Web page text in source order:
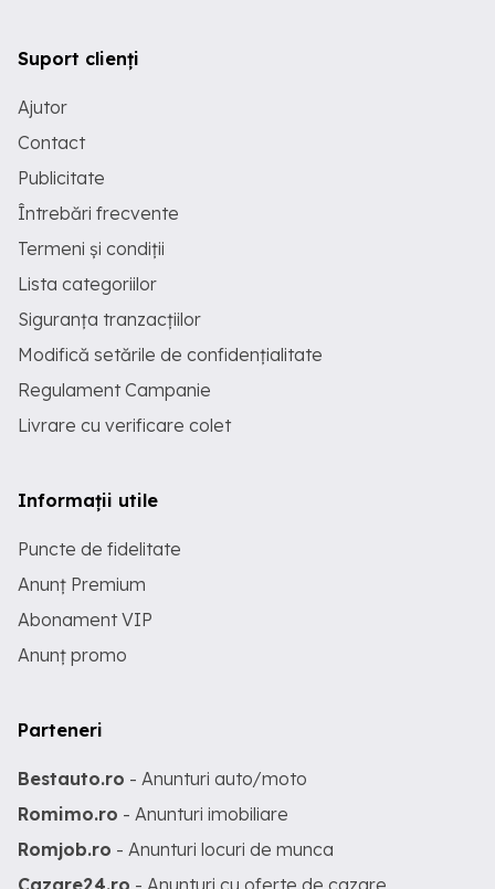
Suport clienți
Ajutor
Contact
Publicitate
Întrebări frecvente
Termeni și condiții
Lista categoriilor
Siguranța tranzacțiilor
Modifică setările de confidențialitate
Regulament Campanie
Livrare cu verificare colet
Informații utile
Puncte de fidelitate
Anunț Premium
Abonament VIP
Anunț promo
Parteneri
Bestauto.ro - Anunturi auto/moto
Romimo.ro - Anunturi imobiliare
Romjob.ro - Anunturi locuri de munca